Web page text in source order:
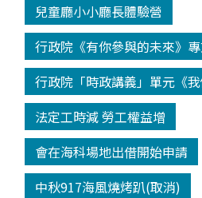
兒童廳小小廳長體驗營
行政院《有你參與的未來》
行政院「時政講義」單元《
法定工時減 勞工權益增
會在海科場地出借開始申請
中秋917海風燒烤趴(取消)